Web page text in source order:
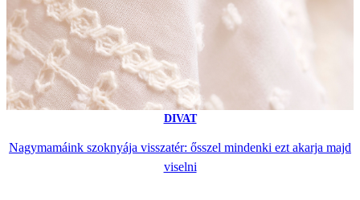
DIVAT
Nagymamáink szoknyája visszatér: ősszel mindenki ezt akarja majd
viselni